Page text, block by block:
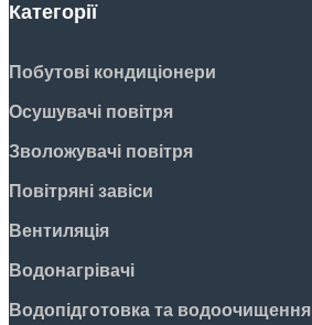
Категорії
Побутові кондиціонери
Осушувачі повітря
Зволожувачі повітря
Повітряні завіси
Вентиляція
Водонагрівачі
Водопідготовка та водоочищення